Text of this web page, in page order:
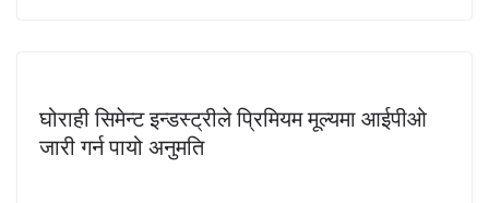
घोराही सिमेन्ट इन्डस्ट्रीले प्रिमियम मूल्यमा आईपीओ
जारी गर्न पायो अनुमति